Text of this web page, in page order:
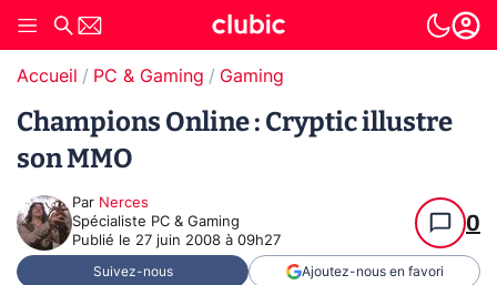
Accueil PC & Gaming Gaming
Champions Online : Cryptic illustre
son MMO
Par Nerces
Spécialiste PC & Gaming
Publié le 27 juin 2008 à 09h27
0
Suivez-nous Ajoutez-nous en favori